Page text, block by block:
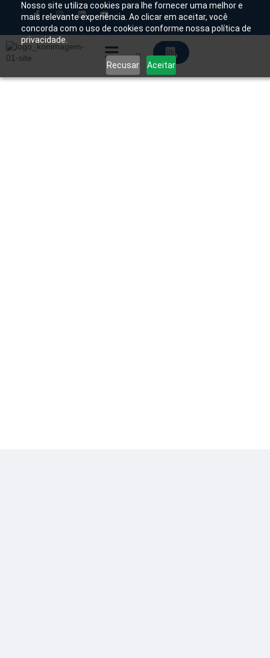
Nosso site utiliza cookies para lhe fornecer uma melhor e
mais relevante experiência. Ao clicar em aceitar, você
concorda com o uso de cookies conforme nossa política de
privacidade.
Recusar Aceitar